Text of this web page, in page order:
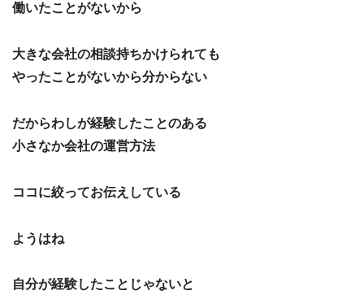
働いたことがないから
大きな会社の相談持ちかけられても
やったことがないから分からない
だからわしが経験したことのある
小さなか会社の運営方法
ココに絞ってお伝えしている
ようはね
自分が経験したことじゃないと